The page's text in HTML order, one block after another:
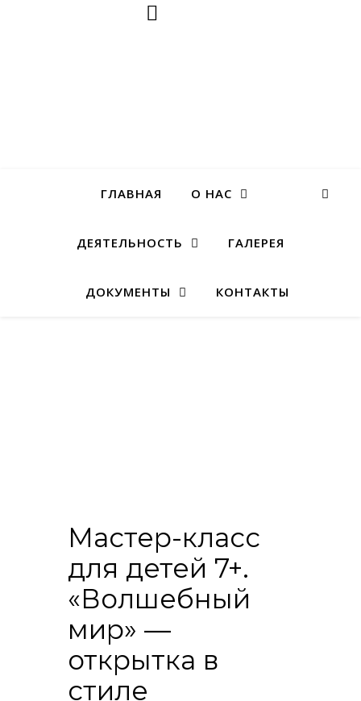
ГЛАВНАЯ О НАС
ДЕЯТЕЛЬНОСТЬ ГАЛЕРЕЯ
ДОКУМЕНТЫ КОНТАКТЫ
Мастер-класс
для детей 7+.
«Волшебный
мир» —
открытка в
стиле